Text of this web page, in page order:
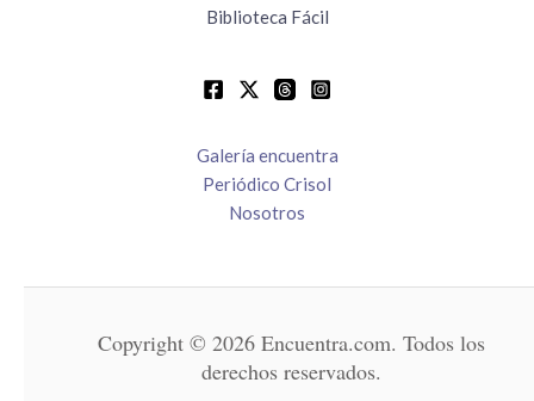
Biblioteca Fácil
Galería encuentra
Periódico Crisol
Nosotros
Copyright © 2026 Encuentra.com. Todos los
derechos reservados.